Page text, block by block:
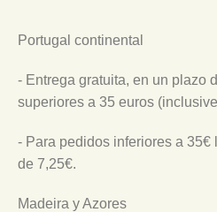
Portugal continental
- Entrega gratuita, en un plazo
superiores a 35 euros
- Para pedidos inferiores a 35€
de 7,25€.
Madeira y Azores